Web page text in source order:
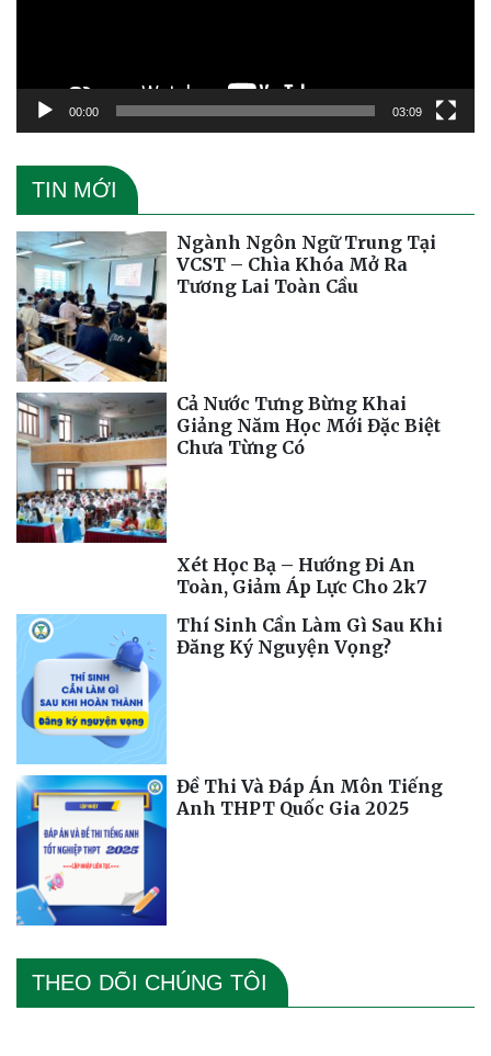
00:00 03:09
TIN MỚI
Ngành Ngôn Ngữ Trung Tại
VCST – Chìa Khóa Mở Ra
Tương Lai Toàn Cầu
Cả Nước Tưng Bừng Khai
Giảng Năm Học Mới Đặc Biệt
Chưa Từng Có
Xét Học Bạ – Hướng Đi An
Toàn, Giảm Áp Lực Cho 2k7
Thí Sinh Cần Làm Gì Sau Khi
Đăng Ký Nguyện Vọng?
Đề Thi Và Đáp Án Môn Tiếng
Anh THPT Quốc Gia 2025
THEO DÕI CHÚNG TÔI